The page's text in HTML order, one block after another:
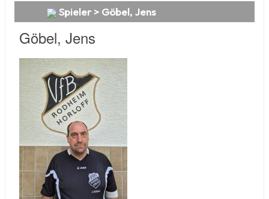
Spieler > Göbel, Jens
Göbel, Jens